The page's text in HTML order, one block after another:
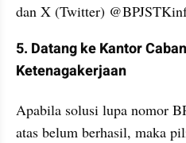
dan X (Twitter)
5. Datang ke Kantor
Ketenagakerjaan
Apabila solusi lupa nomor
atas belum berhasil, maka